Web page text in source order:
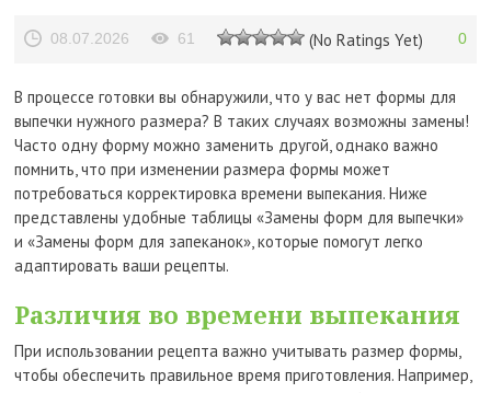
08.07.2026 61 (No Ratings Yet) 0
В процессе готовки вы обнаружили, что у вас нет формы для
выпечки нужного размера? В таких случаях возможны замены!
Часто одну форму можно заменить другой, однако важно
помнить, что при изменении размера формы может
потребоваться корректировка времени выпекания. Ниже
представлены удобные таблицы «Замены форм для выпечки»
и «Замены форм для запеканок», которые помогут легко
адаптировать ваши рецепты.
Различия во времени выпекания
При использовании рецепта важно учитывать размер формы,
чтобы обеспечить правильное время приготовления. Например,